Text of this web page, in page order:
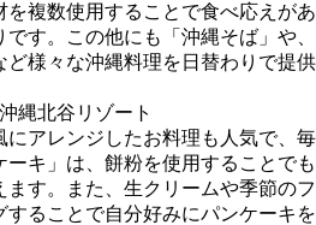
複数使用することで食べ応えがあ
す。この他にも「沖縄そば」や、
ど様々な沖縄料理を日替わりで提供
にアレンジしたお料理も人気で、毎
キ」は、餅粉を使用することでも
ます。また、生クリームや季節のフ
することで自分好みにパンケーキを